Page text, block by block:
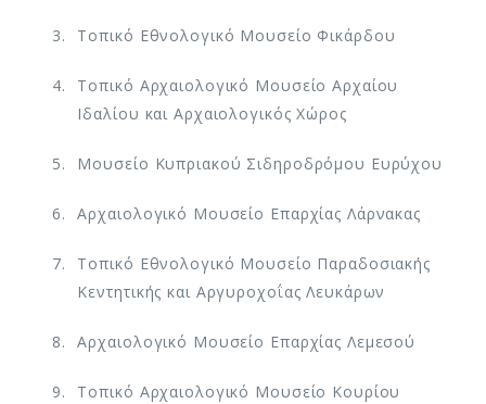
Τοπικό Εθνολογικό Μουσείο Φικάρδου
Τοπικό Αρχαιολογικό Μουσείο Αρχαίου
Ιδαλίου και Αρχαιολογικός Χώρος
Μουσείο Κυπριακού Σιδηροδρόμου Ευρύχου
Αρχαιολογικό Μουσείο Επαρχίας Λάρνακας
Τοπικό Εθνολογικό Μουσείο Παραδοσιακής
Κεντητικής και Αργυροχοΐας Λευκάρων
Αρχαιολογικό Μουσείο Επαρχίας Λεμεσού
Τοπικό Αρχαιολογικό Μουσείο Κουρίου